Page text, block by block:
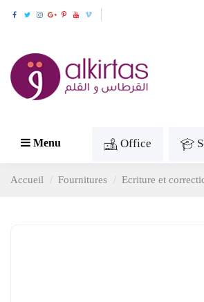
Menu Office
Accueil Fournitures Ecriture et